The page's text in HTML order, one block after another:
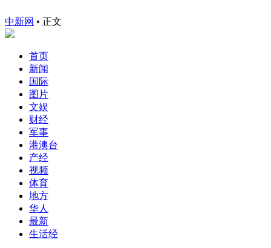
中新网 • 正文
首页
新闻
国际
图片
文娱
财经
军事
港澳台
产经
视频
体育
地方
华人
最新
生活经